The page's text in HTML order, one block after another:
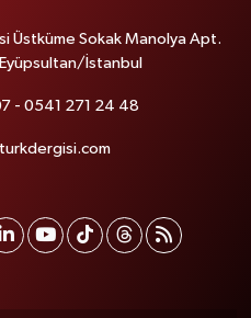
Üstküme Sokak Manolya Apt.
İstanbul
- 0541 271 24 48